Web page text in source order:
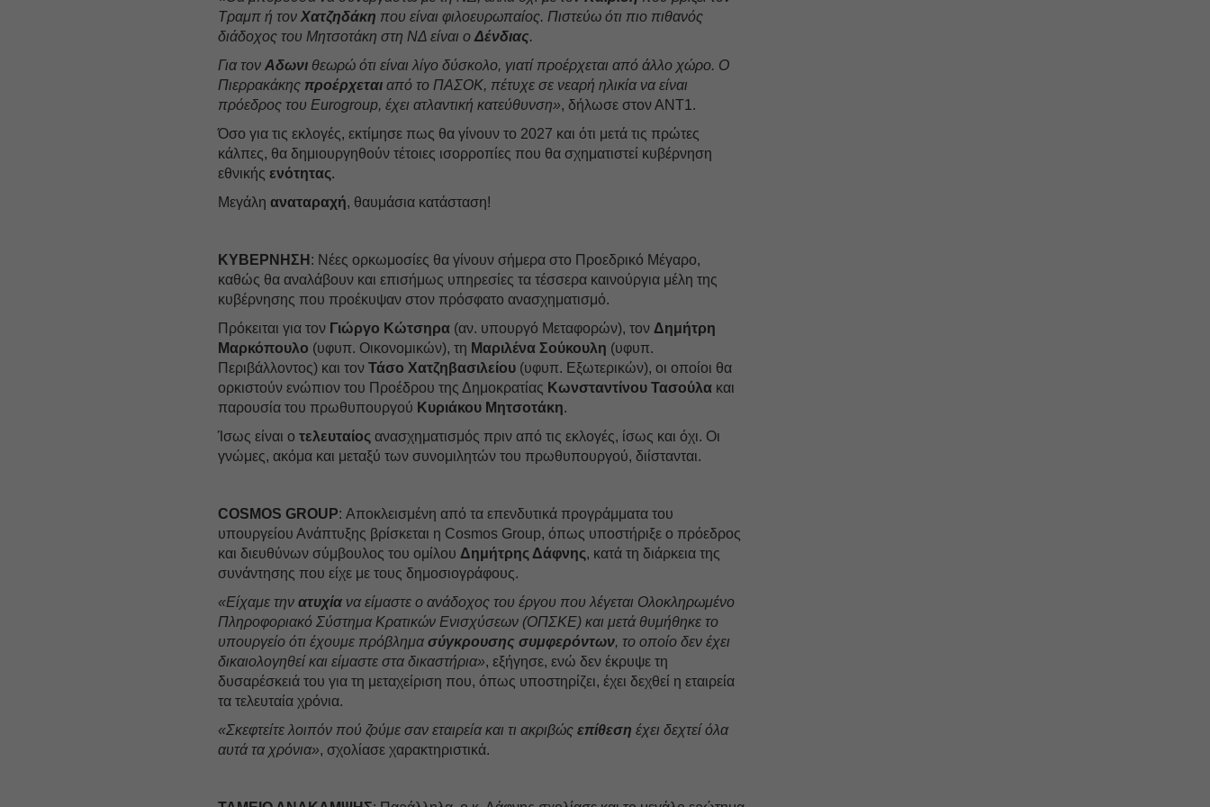
Τραμπ ή τονΧατζηδάκη που είναι φιλοευρωπαίος. Πιστεύω ότι πιο πιθανός
διάδοχος του Μητσοτάκη στη ΝΔ είναι οΔένδιας.
Για τονΑδωνι θεωρώ ότι είναι λίγο δύσκολο, γιατί προέρχεται από άλλο χώρο. Ο
Πιερρακάκης προέρχεται από το ΠΑΣΟΚ, πέτυχε σε νεαρή ηλικία να είναι
πρόεδρος του Eurogroup, έχει ατλαντική κατεύθυνση», δήλωσε στον ΑΝΤ1.
Όσο για τις εκλογές, εκτίμησε πως θα γίνουν το 2027 και ότι μετά τις πρώτες
κάλπες, θα δημιουργηθούν τέτοιες ισορροπίες που θα σχηματιστεί κυβέρνηση
εθνικήςενότητας.
Μεγάληαναταραχή, θαυμάσια κατάσταση!
ΚΥΒΕΡΝΗΣΗ : Νέες ορκωμοσίες θα γίνουν σήμερα στο Προεδρικό Μέγαρο,
καθώς θα αναλάβουν και επισήμως υπηρεσίες τα τέσσερα καινούργια μέλη της
κυβέρνησης που προέκυψαν στον πρόσφατο ανασχηματισμό.
Πρόκειται για τον Γιώργο Κώτσηρα (αν. υπουργό Μεταφορών), τονΔημήτρη
Μαρκόπουλο (υφυπ. Οικονομικών), τη Μαριλένα Σούκουλη (υφυπ.
Περιβάλλοντος) και τονΤάσο Χατζηβασιλείου (υφυπ. Εξωτερικών), οι οποίοι θα
ορκιστούν ενώπιον του Προέδρου της Δημοκρατίας Κωνσταντίνου Τασούλα και
παρουσία του πρωθυπουργού Κυριάκου Μητσοτάκη.
Ίσως είναι οτελευταίος ανασχηματισμός πριν από τις εκλογές, ίσως και όχι. Οι
γνώμες, ακόμα και μεταξύ των συνομιλητών του πρωθυπουργού, διίστανται.
COSMOS GROUP: Αποκλεισμένη από τα επενδυτικά προγράμματα του
υπουργείου Ανάπτυξης βρίσκεται η Cosmos Group, όπως υποστήριξε ο πρόεδρος
και διευθύνων σύμβουλος του ομίλουΔημήτρης Δάφνης, κατά τη διάρκεια της
συνάντησης που είχε με τους δημοσιογράφους.
«Είχαμε τηνατυχία να είμαστε ο ανάδοχος του έργου που λέγεται Ολοκληρωμένο
Πληροφοριακό Σύστημα Κρατικών Ενισχύσεων (ΟΠΣΚΕ) και μετά θυμήθηκε το
υπουργείο ότι έχουμε πρόβλημασύγκρουσης συμφερόντων, το οποίο δεν έχει
δικαιολογηθεί και είμαστε στα δικαστήρια», εξήγησε, ενώ δεν έκρυψε τη
δυσαρέσκειά του για τη μεταχείριση που, όπως υποστηρίζει, έχει δεχθεί η εταιρεία
τα τελευταία χρόνια.
«Σκεφτείτε λοιπόν πού ζούμε σαν εταιρεία και τι ακριβώςεπίθεση έχει δεχτεί όλα
αυτά τα χρόνια», σχολίασε χαρακτηριστικά.